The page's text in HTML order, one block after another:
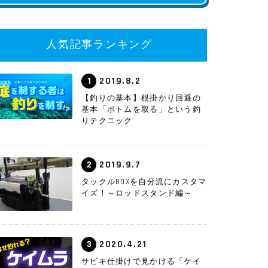
人気記事ランキング
1 2019.8.2
【釣りの基本】根掛かり回避の
基本「ボトムを取る」という釣
りテクニック
2 2019.9.7
タックルBOXを自分流にカスタマ
イズ！～ロッドスタンド編～
3 2020.4.21
サビキ仕掛けで見かける「ケイ